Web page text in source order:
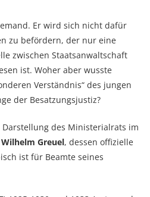
Er wird sich nicht dafür
zu befördern, der nur eine
zwischen Staatsanwaltschaft
ist. Woher aber wusste
Verständnis“ des jungen
der Besatzungsjustiz?
des Ministerialrats im
Wilhelm Greuel, dessen offizielle
ist für Beamte seines